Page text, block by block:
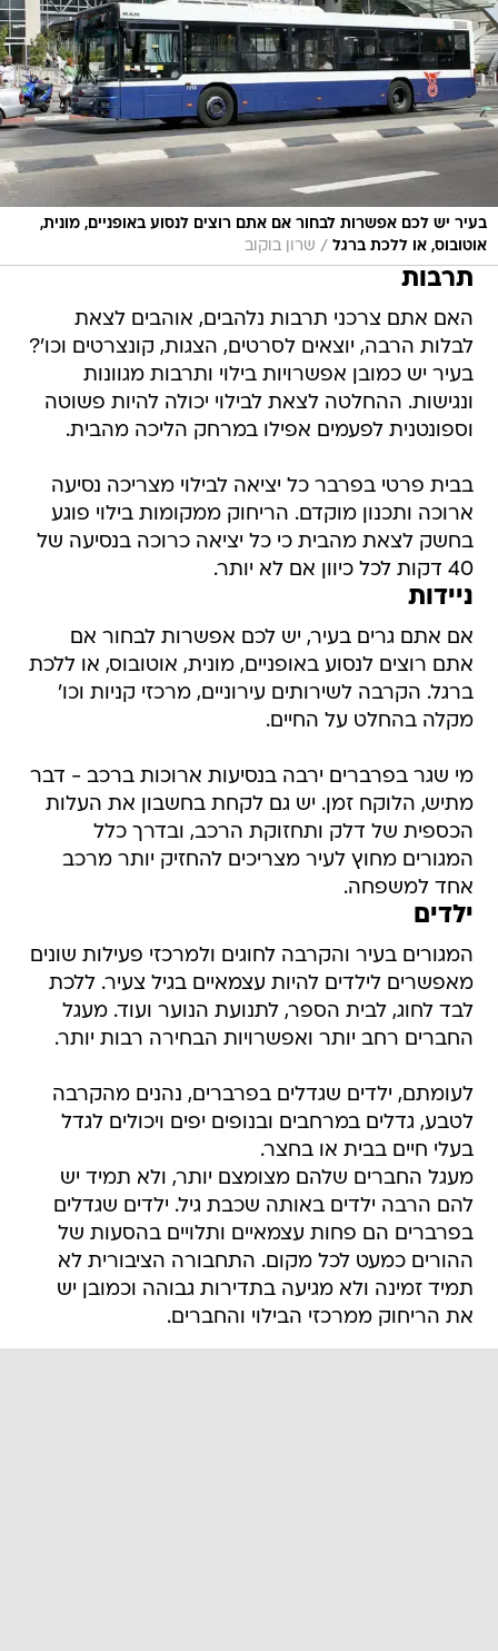
בעיר יש לכם אפשרות לבחור אם אתם רוצים לנסוע באופניים, מונית,
אוטובוס, או ללכת ברגל / שרון בוקוב
תרבות
האם אתם צרכני תרבות נלהבים, אוהבים לצאת
לבלות הרבה, יוצאים לסרטים, הצגות, קונצרטים וכו'?
בעיר יש כמובן אפשרויות בילוי ותרבות מגוונות
ונגישות. ההחלטה לצאת לבילוי יכולה להיות פשוטה
וספונטנית לפעמים אפילו במרחק הליכה מהבית.
בבית פרטי בפרבר כל יציאה לבילוי מצריכה נסיעה
ארוכה ותכנון מוקדם. הריחוק ממקומות בילוי פוגע
בחשק לצאת מהבית כי כל יציאה כרוכה בנסיעה של
40 דקות לכל כיוון אם לא יותר.
ניידות
אם אתם גרים בעיר, יש לכם אפשרות לבחור אם
אתם רוצים לנסוע באופניים, מונית, אוטובוס, או ללכת
ברגל. הקרבה לשירותים עירוניים, מרכזי קניות וכו'
מקלה בהחלט על החיים.
מי שגר בפרברים ירבה בנסיעות ארוכות ברכב - דבר
מתיש, הלוקח זמן. יש גם לקחת בחשבון את העלות
הכספית של דלק ותחזוקת הרכב, ובדרך כלל
המגורים מחוץ לעיר מצריכים להחזיק יותר מרכב
אחד למשפחה.
ילדים
המגורים בעיר והקרבה לחוגים ולמרכזי פעילות שונים
מאפשרים לילדים להיות עצמאיים בגיל צעיר. ללכת
לבד לחוג, לבית הספר, לתנועת הנוער ועוד. מעגל
החברים רחב יותר ואפשרויות הבחירה רבות יותר.
לעומתם, ילדים שגדלים בפרברים, נהנים מהקרבה
לטבע, גדלים במרחבים ובנופים יפים ויכולים לגדל
בעלי חיים בבית או בחצר.
מעגל החברים שלהם מצומצם יותר, ולא תמיד יש
להם הרבה ילדים באותה שכבת גיל. ילדים שגדלים
בפרברים הם פחות עצמאיים ותלויים בהסעות של
ההורים כמעט לכל מקום. התחבורה הציבורית לא
תמיד זמינה ולא מגיעה בתדירות גבוהה וכמובן יש
את הריחוק ממרכזי הבילוי והחברים.